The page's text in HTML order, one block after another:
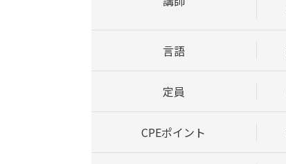
言語
定員
CPEポイント